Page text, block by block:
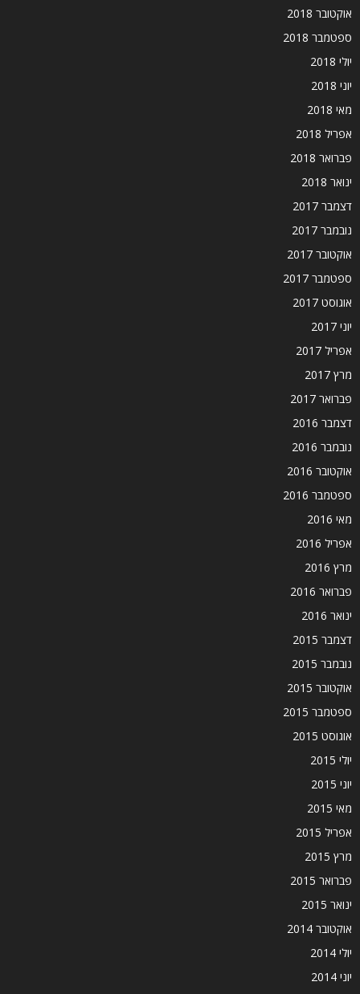
אוקטובר 2018
ספטמבר 2018
יולי 2018
יוני 2018
מאי 2018
אפריל 2018
פברואר 2018
ינואר 2018
דצמבר 2017
נובמבר 2017
אוקטובר 2017
ספטמבר 2017
אוגוסט 2017
יוני 2017
אפריל 2017
מרץ 2017
פברואר 2017
דצמבר 2016
נובמבר 2016
אוקטובר 2016
ספטמבר 2016
מאי 2016
אפריל 2016
מרץ 2016
פברואר 2016
ינואר 2016
דצמבר 2015
נובמבר 2015
אוקטובר 2015
ספטמבר 2015
אוגוסט 2015
יולי 2015
יוני 2015
מאי 2015
אפריל 2015
מרץ 2015
פברואר 2015
ינואר 2015
אוקטובר 2014
יולי 2014
יוני 2014